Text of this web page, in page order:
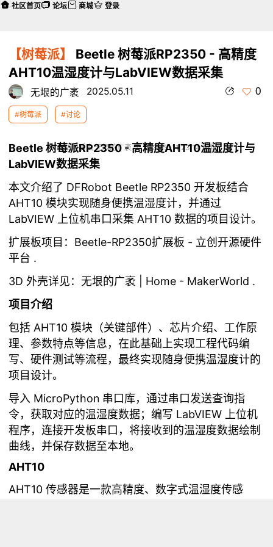
【树莓派】
Beetle 树莓派RP2350 - 高精度
AHT10温湿度计与LabVIEW数据采集
无垠的广袤 2025.05.11 0
#树莓派 #讨论
本帖最后由 无垠的广袤 于 2025-5-11 23:14 编辑
Beetle 树莓派RP2350 - 高精度AHT10温湿度计与
LabVIEW数据采集
本文介绍了 DFRobot Beetle RP2350 开发板结合
AHT10 模块实现随身便携温湿度计，并通过
LabVIEW 上位机串口采集 AHT10 数据的项目设计。
扩展板项目： Beetle-RP2350扩展板 - 立创开源硬件
平台 .
3D 外壳详见： 无垠的广袤 | Home - MakerWorld .
项目介绍
包括 AHT10 模块（关键部件）、芯片介绍、工作原
理、参数特点等信息，在此基础上实现工程代码编
写、硬件测试等流程，最终实现随身便携温湿度计的
项目设计。
导入 MicroPython 串口库，通过串口发送查询指
令，获取对应的温湿度数据；编写 LabVIEW 上位机
程序，连接开发板串口，将接收到的温湿度数据绘制
曲线，并保存数据至本地。
AHT10
AHT10 传感器是一款高精度、数字式温湿度传感
社区首页 论坛 商城 登录